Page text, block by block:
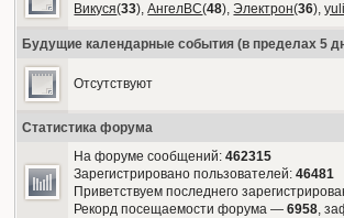
Викуся(33),АнгелВС(48),Электрон(36),
Будущие календарные события (в пределах 5
Отсутствуют
Статистика форума
На форуме сообщений:462315
Зарегистрировано пользователей:46481
Приветствуем последнего
Рекорд посещаемости форума —6958,